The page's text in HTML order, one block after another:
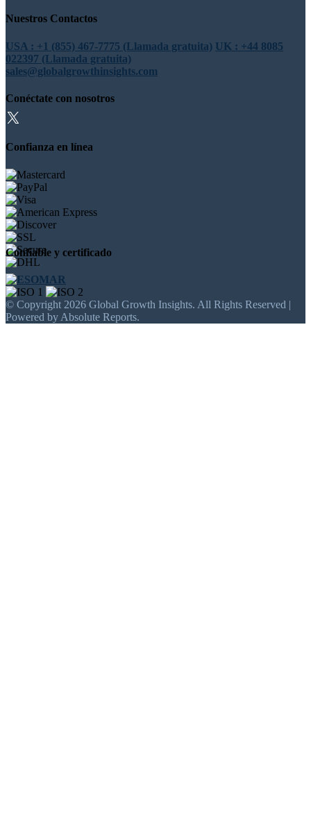
Nuestros Contactos
USA : +1 (855) 467-7775 (Llamada gratuita) UK : +44 8085
022397 (Llamada gratuita)
sales@globalgrowthinsights.com
Conéctate con nosotros
Confianza en línea
Confiable y certificado
© Copyright 2026 Global Growth Insights. All Rights Reserved |
Powered by Absolute Reports.